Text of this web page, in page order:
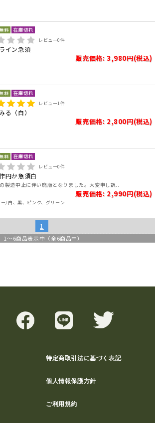
レビュー0件
イン急須
販売価格: 3,980円(税込)
レビュー1件
る（白）
販売価格: 2,800円(税込)
レビュー0件
円か急須白
製造中止に伴い廃版となりました。大変申し訳..
販売価格: 2,990円(税込)
/白、黒、ピンク、グリーン
1
1 ～6商品表示中（全6商品中）
特定商取引法に基づく表記
個人情報保護方針
ご利用規約